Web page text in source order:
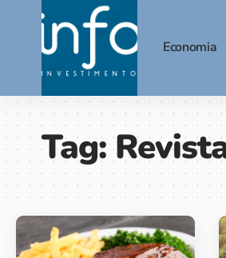
Economia
Tag: